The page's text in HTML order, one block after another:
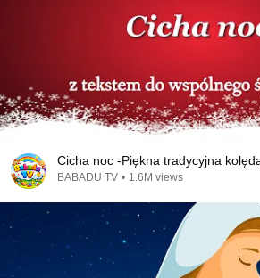
Cicha noc -Piękna tradycyjna
BABADU TV • 1.6M views